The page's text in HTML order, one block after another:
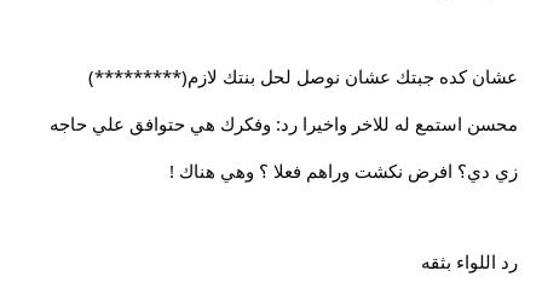
عشان كده جبتك عشان نوصل لحل بنتك لازم(*********)
محسن استمع له للاخر واخيرا رد: وفكرك هي حتوافق علي حاجه
زي دي؟ افرض نكشت وراهم فعلا ؟ وهي هناك !
رد اللواء بثقه